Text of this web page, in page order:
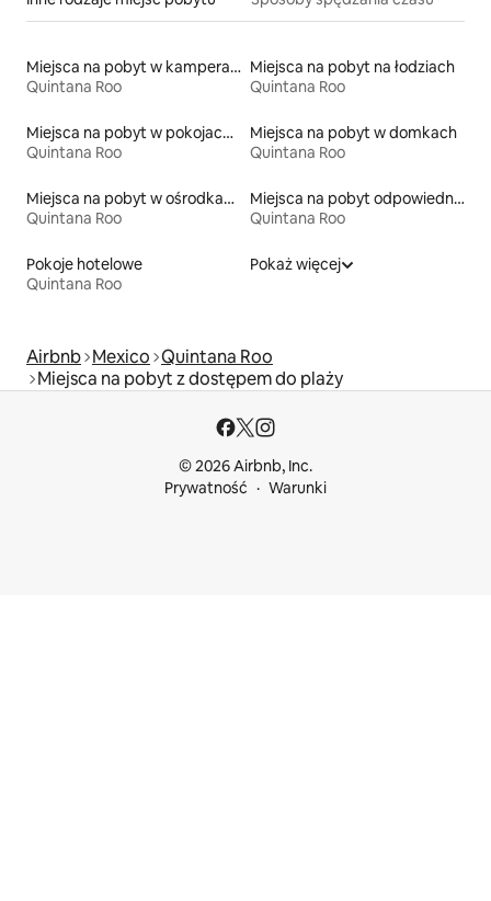
Miejsca na pobyt w kamperach
Quintana Roo
Miejsca na pobyt na łodziach
Quintana Roo
Miejsca na pobyt w pokojach prywatnych z łazienką
Quintana Roo
Miejsca na pobyt w domkach
Quintana Roo
Miejsca na pobyt w ośrodkach wypoczynkowych
Quintana Roo
Miejsca na pobyt odpowiednie dla rodzin
Quintana Roo
Pokoje hotelowe
Quintana Roo
Pokaż więcej
Airbnb Mexico Quintana Roo
Miejsca na pobyt z dostępem do plaży
© 2026 Airbnb, Inc.
Prywatność
Warunki